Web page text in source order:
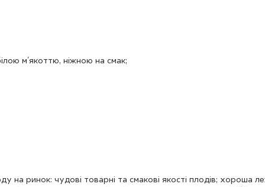
м'якоттю, ніжною на смак;
ринок: чудові товарні та смакові якості плодів; хороша